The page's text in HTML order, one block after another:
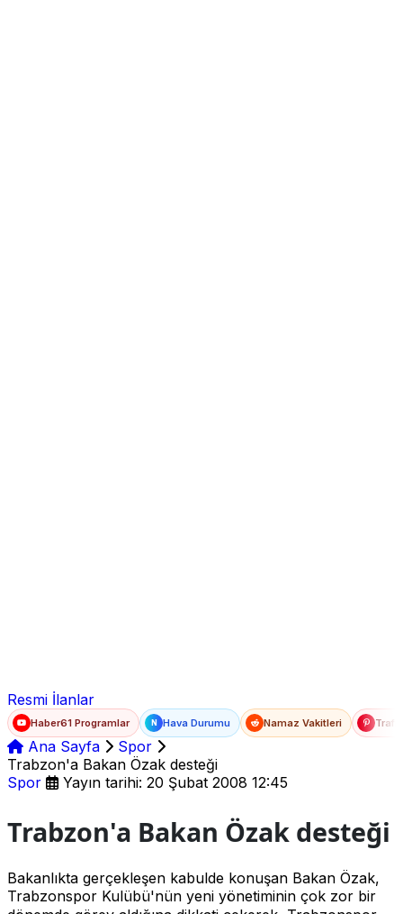
Resmi İlanlar
Haber61 Programlar N Hava Durumu Namaz Vakitleri
Ana Sayfa
Spor
Trabzon'a Bakan Özak desteği
Spor
Yayın tarihi: 20 Şubat 2008 12:45
Trabzon'a Bakan Özak desteği
Bakanlıkta gerçekleşen kabulde konuşan Bakan Özak,
Trabzonspor Kulübü'nün yeni yönetiminin çok zor bir